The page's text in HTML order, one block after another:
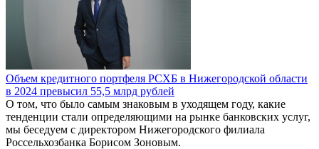
Объем кредитного портфеля РСХБ в Нижегородской области
в 2024 превысил 55,5 млрд рублей
О том, что было самым знаковым в уходящем году, какие
тенденции стали определяющими на рынке банковских услуг,
мы беседуем с директором Нижегородского филиала
Россельхозбанка Борисом Зоновым.